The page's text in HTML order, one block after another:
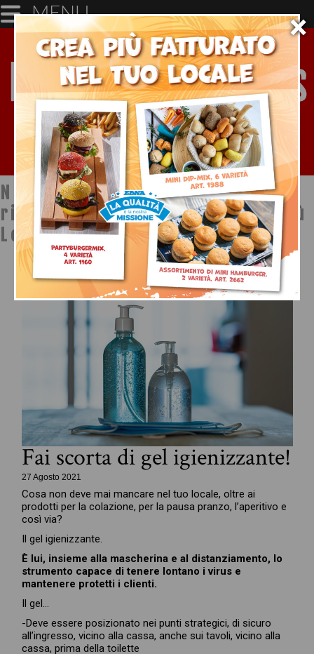
×
MENU
Notizie dal mondo della
ristorazione a cura di Ristopiù
Lombardia SpA
Fai scorta di gel igienizzante!
27 Agosto 2021
Cosa non deve mai mancare nel tuo locale, oltre ai
prodotti per la colazione, per la pausa pranzo, l’aperitivo e
così via?
Il gel igienizzante.
È lui, insieme alla mascherina e al distanziamento, lo
strumento capace di tenere lontano i virus e
mantenere protetti i clienti.
Il gel…
-Deve essere posizionato nei punti strategici, di sicuro
all’ingresso, vicino alla cassa, anche sui tavoli, vicino alla
cassa, prima della toilette